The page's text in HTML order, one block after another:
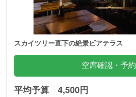
スカイツリー直下の絶景ビアテラス
空席確認・予約
平均予算 4,500円